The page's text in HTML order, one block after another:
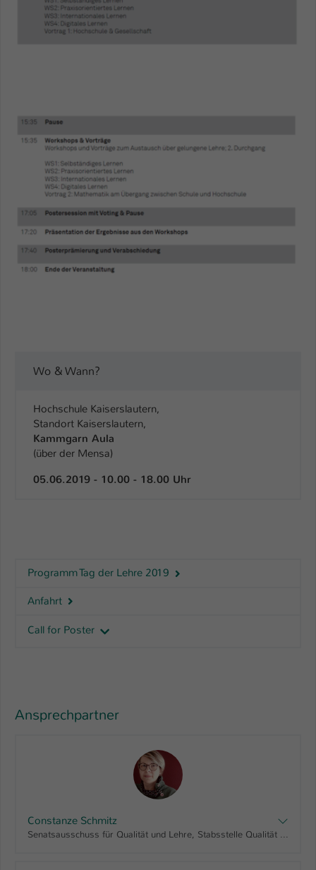
Wo & Wann?
Hochschule Kaiserslautern,
Standort Kaiserslautern,
Kammgarn Aula
(über der Mensa)
05.06.2019 - 10.00 - 18.00 Uhr
Programm Tag der Lehre 2019
Anfahrt
Call for Poster
Ansprechpartner
Constanze Schmitz
Senatsausschuss für Qualität und Lehre, Stabsstelle Qualität in Studium und Lehre